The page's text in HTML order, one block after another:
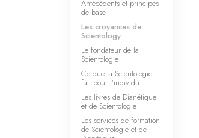
Antécédents et principes
de base
Les croyances de
Scientology
Le fondateur de la
Scientologie
Ce que la Scientologie
fait pour l’individu
Les livres de Dianétique
et de Scientologie
Les services de formation
de Scientologie et de